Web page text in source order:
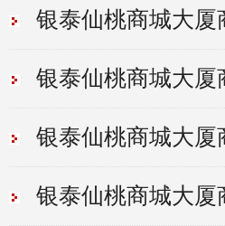
银泰仙桃商城大
银泰仙桃商城大
银泰仙桃商城大
银泰仙桃商城大